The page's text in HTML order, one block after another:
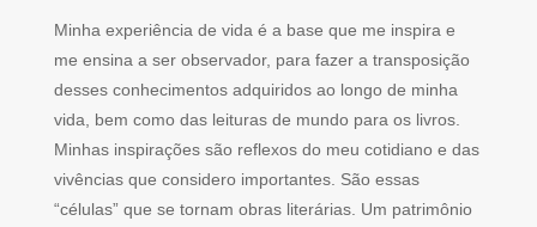
Minha experiência de vida é a base que me inspira e
me ensina a ser observador, para fazer a transposição
desses conhecimentos adquiridos ao longo de minha
vida, bem como das leituras de mundo para os livros.
Minhas inspirações são reflexos do meu cotidiano e das
vivências que considero importantes. São essas
“células” que se tornam obras literárias. Um patrimônio